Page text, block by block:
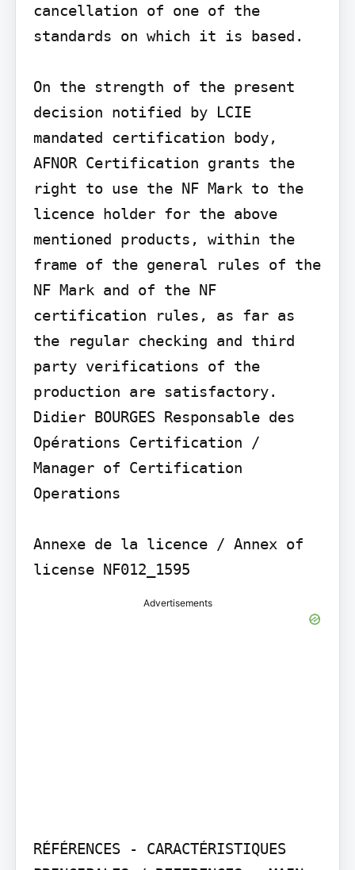
cancellation of one of the
standards on which it is based.
On the strength of the present
decision notified by LCIE
mandated certification body,
AFNOR Certification grants the
right to use the NF Mark to the
licence holder for the above
mentioned products, within the
frame of the general rules of the
NF Mark and of the NF
certification rules, as far as
the regular checking and third
party verifications of the
production are satisfactory.
Didier BOURGES Responsable des
Opérations Certification /
Manager of Certification
Operations
Annexe de la licence / Annex of
license NF012_1595
Advertisements
RÉFÉRENCES - CARACTÉRISTIQUES